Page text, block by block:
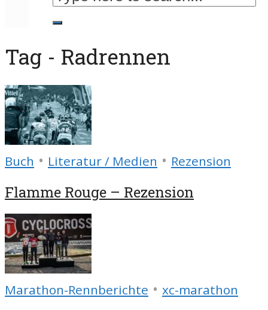
Tag - Radrennen
Buch • Literatur / Medien • Rezension
Flamme Rouge – Rezension
Marathon-Rennberichte • xc-marathon